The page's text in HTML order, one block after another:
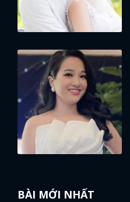
BÀI MỚI NHẤT